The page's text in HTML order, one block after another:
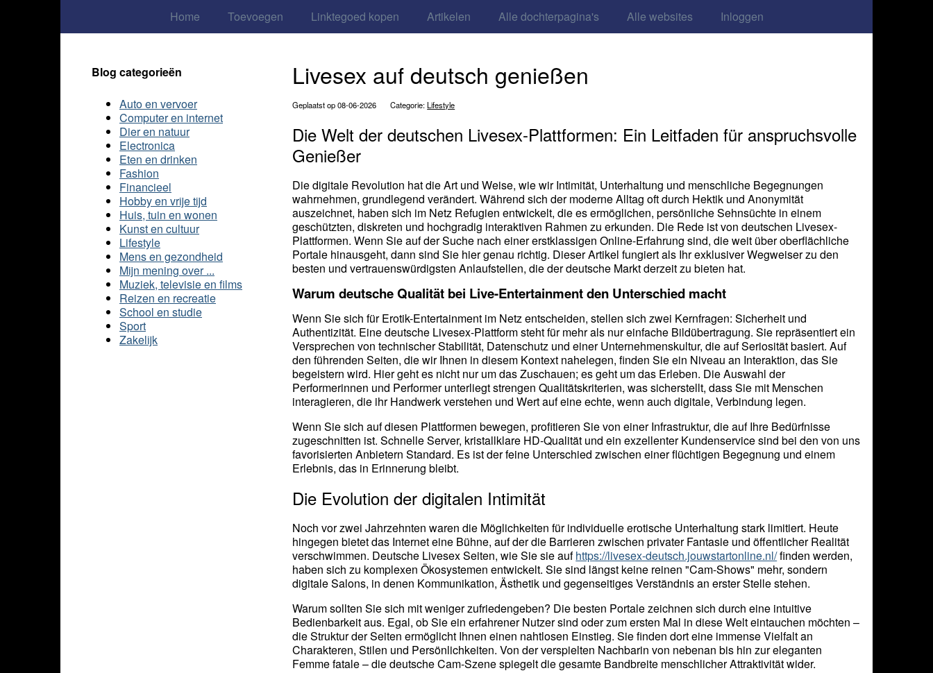
Home Toevoegen Linktegoed kopen Artikelen Alle dochterpagina's Alle websites Inloggen
Livesex auf deutsch genießen
Geplaatst op 08-06-2026 Categorie:Lifestyle
Die Welt der deutschen Livesex-Plattformen: Ein Leitfaden für anspruchsvolle
Genießer
Die digitale Revolution hat die Art und Weise, wie wir Intimität, Unterhaltung und menschliche Begegnungen
wahrnehmen, grundlegend verändert. Während sich der moderne Alltag oft durch Hektik und Anonymität
auszeichnet, haben sich im Netz Refugien entwickelt, die es ermöglichen, persönliche Sehnsüchte in einem
geschützten, diskreten und hochgradig interaktiven Rahmen zu erkunden. Die Rede ist von deutschen Livesex-
Plattformen. Wenn Sie auf der Suche nach einer erstklassigen Online-Erfahrung sind, die weit über oberflächliche
Portale hinausgeht, dann sind Sie hier genau richtig. Dieser Artikel fungiert als Ihr exklusiver Wegweiser zu den
besten und vertrauenswürdigsten Anlaufstellen, die der deutsche Markt derzeit zu bieten hat.
Warum deutsche Qualität bei Live-Entertainment den Unterschied macht
Wenn Sie sich für Erotik-Entertainment im Netz entscheiden, stellen sich zwei Kernfragen: Sicherheit und
Authentizität. Eine deutsche Livesex-Plattform steht für mehr als nur einfache Bildübertragung. Sie repräsentiert ein
Versprechen von technischer Stabilität, Datenschutz und einer Unternehmenskultur, die auf Seriosität basiert. Auf
den führenden Seiten, die wir Ihnen in diesem Kontext nahelegen, finden Sie ein Niveau an Interaktion, das Sie
begeistern wird. Hier geht es nicht nur um das Zuschauen; es geht um das Erleben. Die Auswahl der
Performerinnen und Performer unterliegt strengen Qualitätskriterien, was sicherstellt, dass Sie mit Menschen
interagieren, die ihr Handwerk verstehen und Wert auf eine echte, wenn auch digitale, Verbindung legen.
Wenn Sie sich auf diesen Plattformen bewegen, profitieren Sie von einer Infrastruktur, die auf Ihre Bedürfnisse
zugeschnitten ist. Schnelle Server, kristallklare HD-Qualität und ein exzellenter Kundenservice sind bei den von uns
favorisierten Anbietern Standard. Es ist der feine Unterschied zwischen einer flüchtigen Begegnung und einem
Erlebnis, das in Erinnerung bleibt.
Die Evolution der digitalen Intimität
Noch vor zwei Jahrzehnten waren die Möglichkeiten für individuelle erotische Unterhaltung stark limitiert. Heute
hingegen bietet das Internet eine Bühne, auf der die Barrieren zwischen privater Fantasie und öffentlicher Realität
verschwimmen. Deutsche Livesex Seiten, wie Sie sie aufhttps://livesex-deutsch.jouwstartonline.nl/finden werden,
haben sich zu komplexen Ökosystemen entwickelt. Sie sind längst keine reinen "Cam-Shows" mehr, sondern
digitale Salons, in denen Kommunikation, Ästhetik und gegenseitiges Verständnis an erster Stelle stehen.
Warum sollten Sie sich mit weniger zufriedengeben? Die besten Portale zeichnen sich durch eine intuitive
Bedienbarkeit aus. Egal, ob Sie ein erfahrener Nutzer sind oder zum ersten Mal in diese Welt eintauchen möchten –
die Struktur der Seiten ermöglicht Ihnen einen nahtlosen Einstieg. Sie finden dort eine immense Vielfalt an
Charakteren, Stilen und Persönlichkeiten. Von der verspielten Nachbarin von nebenan bis hin zur eleganten
Femme fatale – die deutsche Cam-Szene spiegelt die gesamte Bandbreite menschlicher Attraktivität wider.
Blog categorieën
Auto en vervoer
Computer en internet
Dier en natuur
Electronica
Eten en drinken
Fashion
Financieel
Hobby en vrije tijd
Huis, tuin en wonen
Kunst en cultuur
Lifestyle
Mens en gezondheid
Mijn mening over ...
Muziek, televisie en films
Reizen en recreatie
School en studie
Sport
Zakelijk